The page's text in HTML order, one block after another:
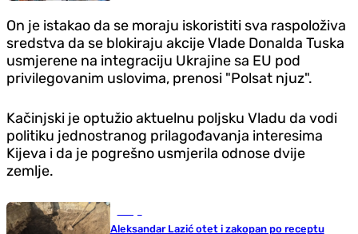
On je istakao da se moraju iskoristiti sva raspoloživa
sredstva da se blokiraju akcije Vlade Donalda Tuska
usmjerene na integraciju Ukrajine sa EU pod
privilegovanim uslovima, prenosi "Polsat njuz".
Kačinjski je optužio aktuelnu poljsku Vladu da vodi
politiku jednostranog prilagođavanja interesima
Kijeva i da je pogrešno usmjerila odnose dvije
zemlje.
Aleksandar Lazić otet i zakopan po receptu